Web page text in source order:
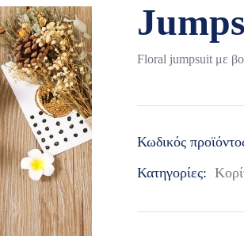
Floral jumpsuit με
Κωδικός
Κατηγορίες: